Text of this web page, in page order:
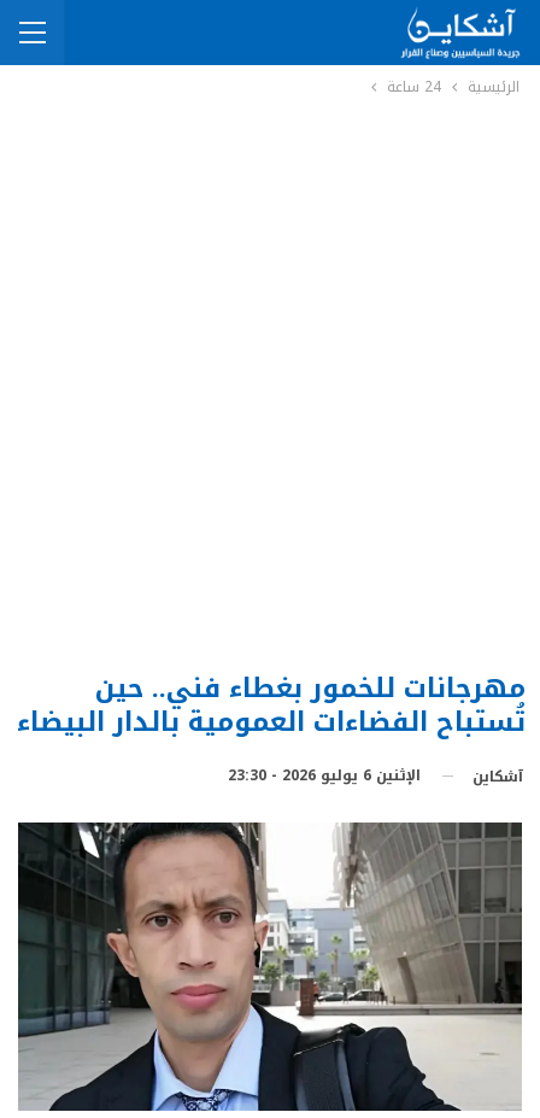
الرئيسية 24 ساعة
مهرجانات للخمور بغطاء فني.. حين
تُستباح الفضاءات العمومية بالدار البيضاء
آشكاين الإثنين 6 يوليو 2026 - 23:30